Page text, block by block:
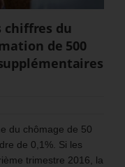
chiffres du
de 500
du chômage de 50
de 0,1%. Si les
trimestre 2016, la